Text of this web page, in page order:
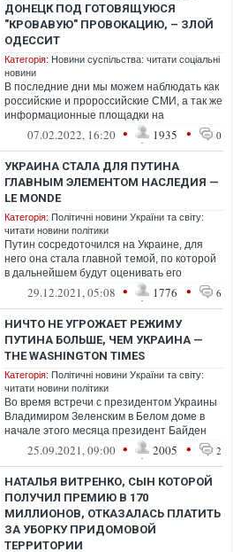
ДОНЕЦК ПОД ГОТОВЯЩУЮСЯ
"КРОВАВУЮ" ПРОВОКАЦИЮ, – ЗЛОЙ
ОДЕССИТ
Категорія: Новини суспільства: читати соціальні
новини
В последние дни мы можем наблюдать как
российские и пророссийские СМИ, а так же
информационные площадки на
оккупированных территориях Донбасса
07.02.2022, 16:20 • 1935 • 0
УКРАИНА СТАЛА ДЛЯ ПУТИНА
ГЛАВНЫМ ЭЛЕМЕНТОМ НАСЛЕДИЯ —
LE MONDE
Категорія: Політичні новини України та світу:
читати новини політики
Путин сосредоточился на Украине, для
него она стала главной темой, по которой
в дальнейшем будут оценивать его
правление.
29.12.2021, 05:08 • 1776 • 6
НИЧТО НЕ УГРОЖАЕТ РЕЖИМУ
ПУТИНА БОЛЬШЕ, ЧЕМ УКРАИНА —
THE WASHINGTON TIMES
Категорія: Політичні новини України та світу:
читати новини політики
Во время встречи с президентом Украины
Владимиром Зеленским в Белом доме в
начале этого месяца президент Байден
выразил «твердое намерение»
25.09.2021, 09:00 • 2005 • 2
НАТАЛЬЯ ВИТРЕНКО, СЫН КОТОРОЙ
ПОЛУЧИЛ ПРЕМИЮ В 170
МИЛЛИОНОВ, ОТКАЗАЛАСЬ ПЛАТИТЬ
ЗА УБОРКУ ПРИДОМОВОЙ
ТЕРРИТОРИИ